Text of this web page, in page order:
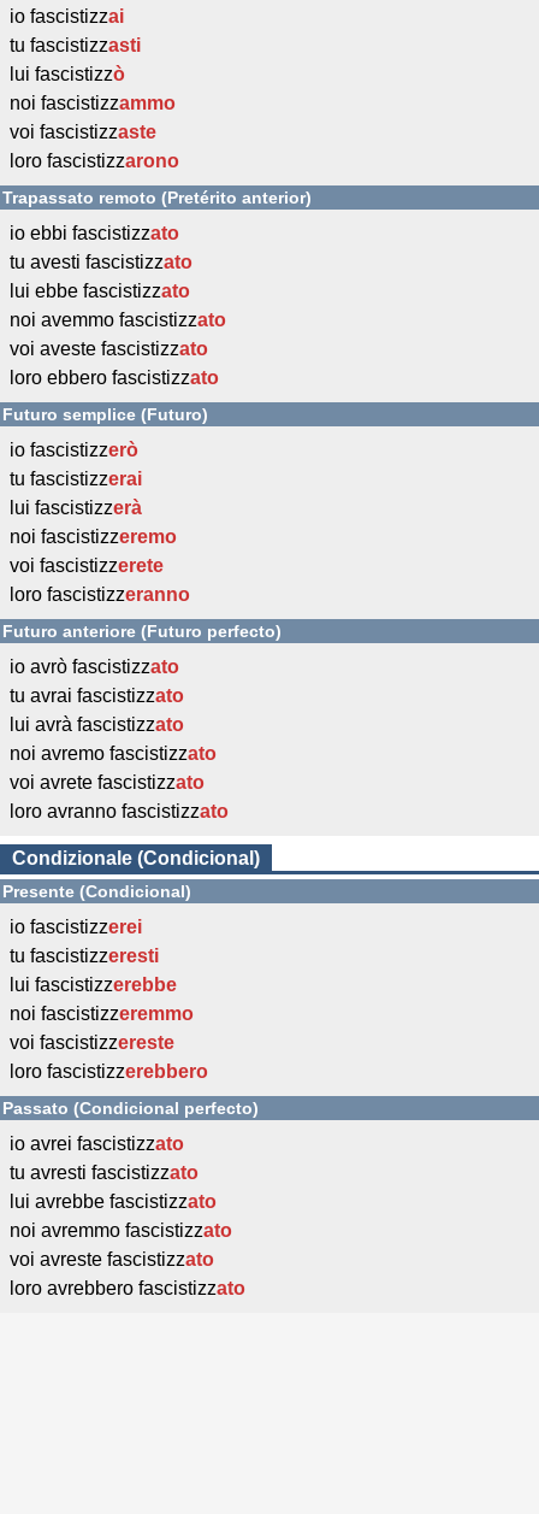
io fascistizzai
tu fascistizzasti
lui fascistizzò
noi fascistizzammo
voi fascistizzaste
loro fascistizzarono
Trapassato remoto (Pretérito anterior)
io ebbi fascistizzato
tu avesti fascistizzato
lui ebbe fascistizzato
noi avemmo fascistizzato
voi aveste fascistizzato
loro ebbero fascistizzato
Futuro semplice (Futuro)
io fascistizzerò
tu fascistizzerai
lui fascistizzerà
noi fascistizzeremo
voi fascistizzerete
loro fascistizzeranno
Futuro anteriore (Futuro perfecto)
io avrò fascistizzato
tu avrai fascistizzato
lui avrà fascistizzato
noi avremo fascistizzato
voi avrete fascistizzato
loro avranno fascistizzato
Condizionale (Condicional)
Presente (Condicional)
io fascistizzerei
tu fascistizzeresti
lui fascistizzerebbe
noi fascistizzeremmo
voi fascistizzereste
loro fascistizzerebbero
Passato (Condicional perfecto)
io avrei fascistizzato
tu avresti fascistizzato
lui avrebbe fascistizzato
noi avremmo fascistizzato
voi avreste fascistizzato
loro avrebbero fascistizzato